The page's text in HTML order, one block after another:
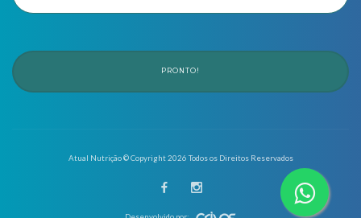
PRONTO!
Atual Nutrição © Copyright2026 Todos os Direitos Reservados